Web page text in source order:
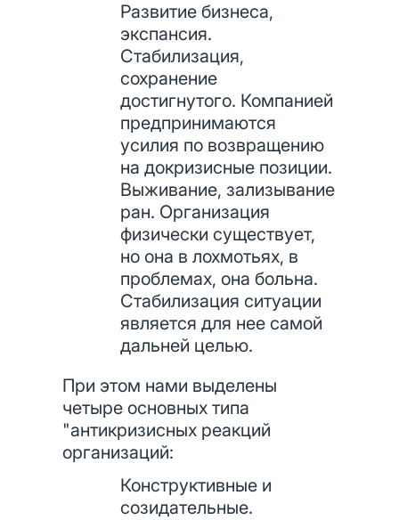
Развитие бизнеса,
экспансия.
Стабилизация,
сохранение
достигнутого. Компанией
предпринимаются
усилия по возвращению
на докризисные позиции.
Выживание, зализывание
ран. Организация
физически существует,
но она в лохмотьях, в
проблемах, она больна.
Стабилизация ситуации
является для нее самой
дальней целью.
При этом нами выделены
четыре основных типа
"антикризисных реакций
организаций:
Конструктивные и
созидательные.